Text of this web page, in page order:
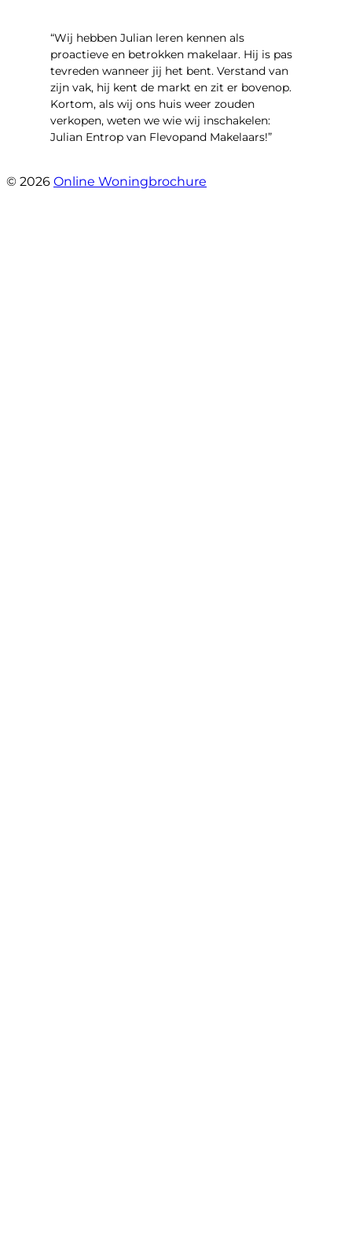
“Wij hebben Julian leren kennen als
proactieve en betrokken makelaar. Hij is pas
tevreden wanneer jij het bent. Verstand van
zijn vak, hij kent de markt en zit er bovenop.
Kortom, als wij ons huis weer zouden
verkopen, weten we wie wij inschakelen:
Julian Entrop van Flevopand Makelaars!”
© 2026 Online Woningbrochure